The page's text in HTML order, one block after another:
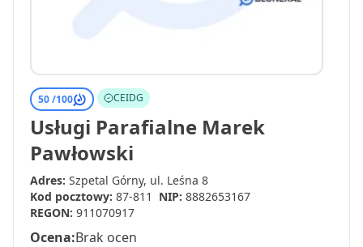
50 /100 CEIDG
Usługi Parafialne Marek
Pawłowski
Adres: Szpetal Górny, ul. Leśna 8
Kod pocztowy: 87-811 NIP: 8882653167
REGON: 911070917
Ocena:Brak ocen